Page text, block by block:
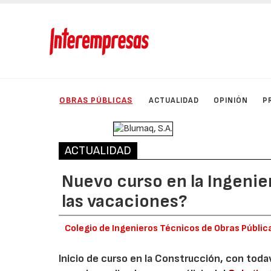
OBRAS PÚBLICAS ACTUALIDAD OPINIÓN
ACTUALIDAD
Nuevo curso en la
las vacaciones?
Colegio de Ingenieros Técnicos de Obras
Inicio de curso en la Construcción, con